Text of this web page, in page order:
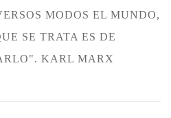
MODOS EL MUNDO,
SE TRATA ES DE
KARL MARX